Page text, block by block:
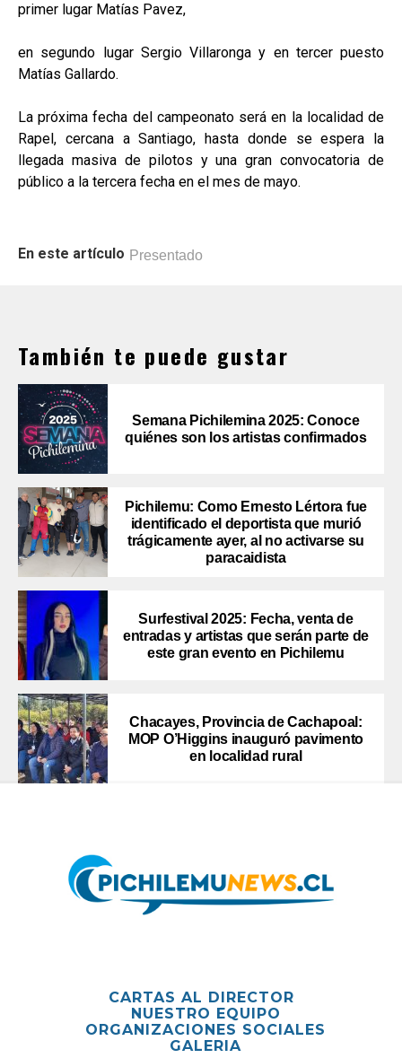
primer lugar Matías Pavez,
en segundo lugar Sergio Villaronga y en tercer puesto
Matías Gallardo.
La próxima fecha del campeonato será en la localidad de
Rapel, cercana a Santiago, hasta donde se espera la
llegada masiva de pilotos y una gran convocatoria de
público a la tercera fecha en el mes de mayo.
En este artículo Presentado
También te puede gustar
Semana Pichilemina 2025: Conoce
quiénes son los artistas confirmados
Pichilemu: Como Ernesto Lértora fue
identificado el deportista que murió
trágicamente ayer, al no activarse su
paracaidista
Surfestival 2025: Fecha, venta de
entradas y artistas que serán parte de
este gran evento en Pichilemu
Chacayes, Provincia de Cachapoal:
MOP O’Higgins inauguró pavimento
en localidad rural
CARTAS AL DIRECTOR
NUESTRO EQUIPO
ORGANIZACIONES SOCIALES
GALERIA